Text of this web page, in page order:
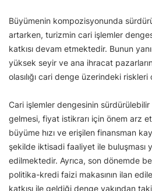
Büyümenin kompozisyonunda
artarken, turizmin cari işlemler
katkısı devam etmektedir. Bunun
yüksek seyir ve ana ihracat
olasılığı cari denge üzerindeki riskleri
Cari işlemler dengesinin sürdürülebilir
gelmesi, fiyat istikrarı için önem arz
büyüme hızı ve erişilen finansman
şekilde iktisadi faaliyet ile buluşması
edilmektedir. Ayrıca, son dönemde
politika-kredi faizi makasının ilan
katkısı ile geldiği denge yakından